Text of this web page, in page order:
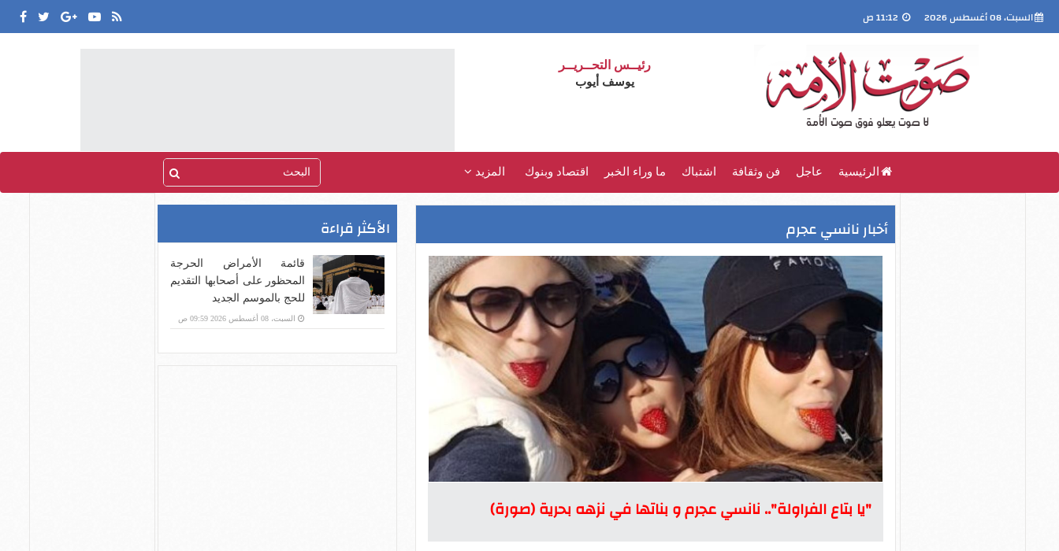
السبت، 08 أغسطس 2026
رئيــس التحــريــر
يوسف أيوب
الرئيسية عاجل فن وثقافة اشتباك ما وراء الخبر اقتصاد وبنوك المزيد
أخبار نانسي عجرم
"يا بتاع الفراولة".. نانسي عجرم و بناتها في نزهه بحرية (صورة)
الأكثر قراءة
قائمة الأمراض الحرجة
المحظور على أصحابها التقديم
للحج بالموسم الجديد
السبت، 08 أغسطس 2026 09:59 ص